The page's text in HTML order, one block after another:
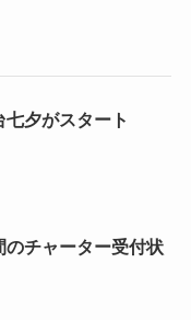
七夕がスタート
のチャーター受付状